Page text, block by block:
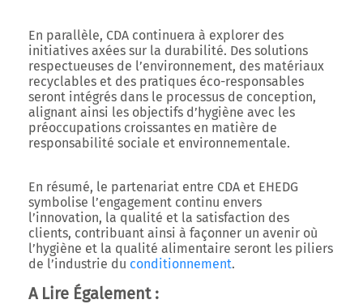
En parallèle, CDA continuera à explorer des
initiatives axées sur la durabilité. Des solutions
respectueuses de l’environnement, des matériaux
recyclables et des pratiques éco-responsables
seront intégrés dans le processus de conception,
alignant ainsi les objectifs d’hygiène avec les
préoccupations croissantes en matière de
responsabilité sociale et environnementale.
En résumé, le partenariat entre CDA et EHEDG
symbolise l’engagement continu envers
l’innovation, la qualité et la satisfaction des
clients, contribuant ainsi à façonner un avenir où
l’hygiène et la qualité alimentaire seront les piliers
de l’industrie du conditionnement.
A Lire Également :